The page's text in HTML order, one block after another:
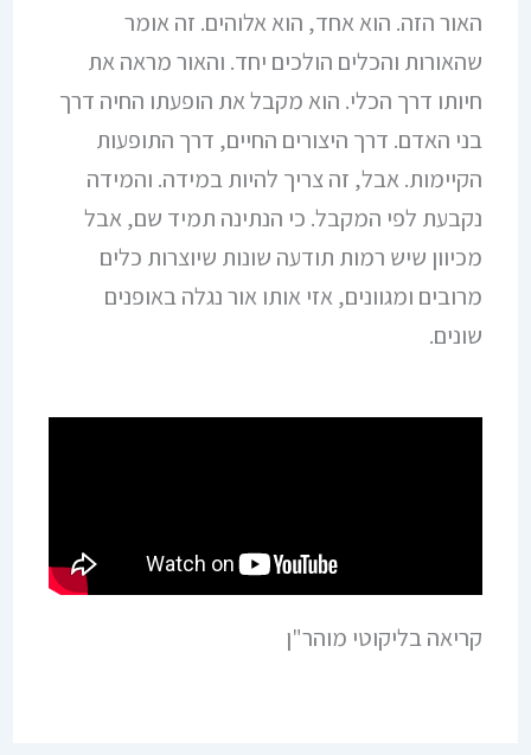
האור הזה. הוא אחד, הוא אלוהים. זה אומר
שהאורות והכלים הולכים יחד. והאור מראה את
חיותו דרך הכלי. הוא מקבל את הופעתו החיה דרך
בני האדם. דרך היצורים החיים, דרך התופעות
הקיימות. אבל, זה צריך להיות במידה. והמידה
נקבעת לפי המקבל. כי הנתינה תמיד שם, אבל
מכיוון שיש רמות תודעה שונות שיוצרות כלים
מרובים ומגוונים, אזי אותו אור נגלה באופנים
שונים.
קריאה בליקוטי מוהר"ן